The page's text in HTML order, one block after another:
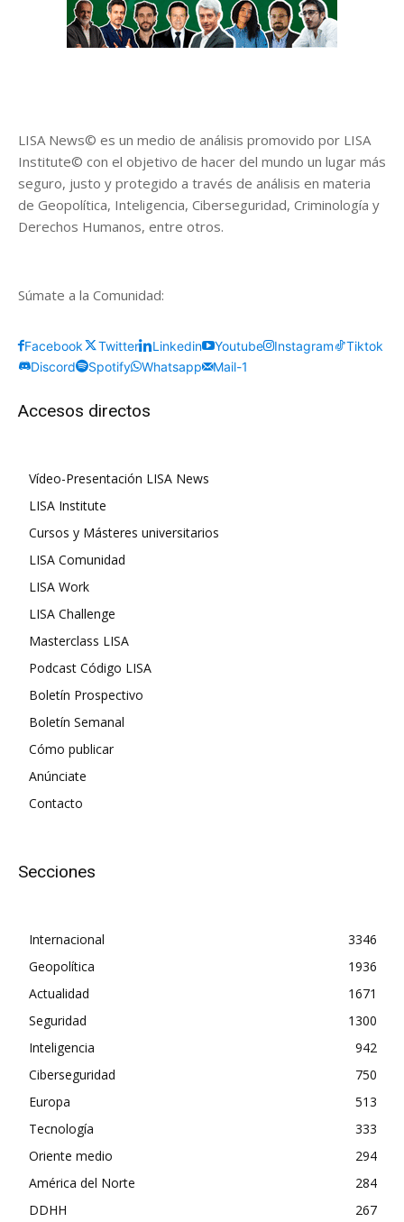
LISA News© es un medio de análisis promovido por LISA
Institute© con el objetivo de hacer del mundo un lugar más
seguro, justo y protegido a través de análisis en materia
de Geopolítica, Inteligencia, Ciberseguridad, Criminología y
Derechos Humanos, entre otros.
Súmate a la Comunidad:
Facebook Twitter Linkedin Youtube Instagram
Tiktok
Discord
Spotify Whatsapp Mail-1
Accesos directos
Vídeo-Presentación LISA News
LISA Institute
Cursos y Másteres universitarios
LISA Comunidad
LISA Work
LISA Challenge
Masterclass LISA
Podcast Código LISA
Boletín Prospectivo
Boletín Semanal
Cómo publicar
Anúnciate
Contacto
Secciones
Internacional
3346
Geopolítica
1936
Actualidad
1671
Seguridad
1300
Inteligencia
942
Ciberseguridad
750
Europa
513
Tecnología
333
Oriente medio
294
América del Norte
284
DDHH
267